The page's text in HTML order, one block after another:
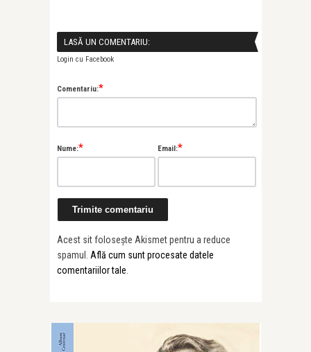
LASĂ UN COMENTARIU:
Login cu Facebook
Comentariu:*
Nume:* Email:*
Acest sit folosește Akismet pentru a reduce
spamul. Află cum sunt procesate datele
comentariilor tale.